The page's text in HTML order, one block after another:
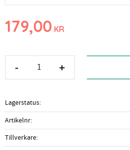
179,00 KR
+
-
Lagerstatus
Artikelnr
Tillverkare